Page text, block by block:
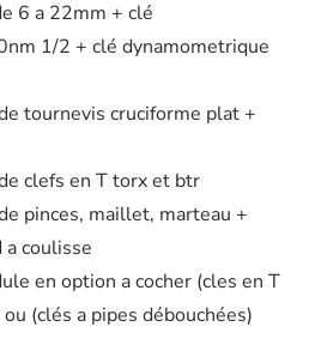
6 a 22mm + clé
1/2 + clé dynamometrique
tournevis cruciforme plat +
clefs en T torx et btr
pinces, maillet, marteau +
coulisse
en option a cocher (cles en T
(clés a pipes débouchées)